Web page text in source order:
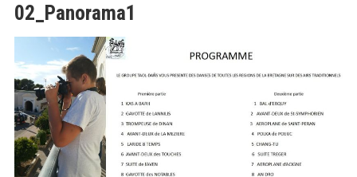
02_Panorama1